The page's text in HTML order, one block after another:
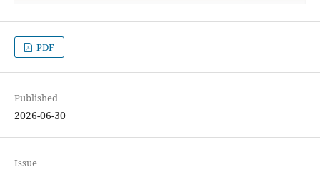
PDF
Published
2026-06-30
Issue